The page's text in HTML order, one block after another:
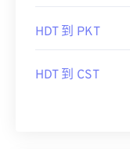
HDT 到 PKT
HDT 到 CST